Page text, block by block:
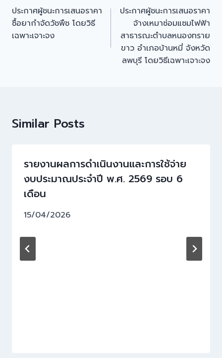
ประกาศผู้ชนะการเสนอราคา
ซื้อยากำจัดวัชพืช โดยวิธี
เฉพาะเจาะจง
ประกาศผู้ชนะการเสนอราคา
จ้างเหมาซ่อมแซมไฟฟ้า
สาธารณะตำบลหนองทราย
ขาว อำเภอบ้านหมี่ จังหวัด
ลพบุรี โดยวิธีเฉพาะเจาะจง
Similar Posts
รายงานผลการดำเนินงานและการใช้จ่าย
งบประมาณประจำปี พ.ศ. 2569 รอบ 6
เดือน
15/04/2026